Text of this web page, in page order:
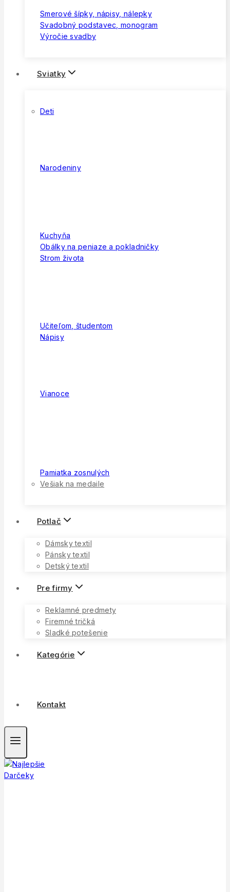
Smerové šípky, nápisy, nálepky
Svadobný podstavec, monogram
Výročie svadby
Sviatky
Deti
Narodeniny
Kuchyňa
Obálky na peniaze a pokladničky
Strom života
Učiteľom, študentom
Nápisy
Vianoce
Pamiatka zosnulých
Vešiak na medaile
Potlač
Dámsky textil
Pánsky textil
Detský textil
Pre firmy
Reklamné predmety
Firemné tričká
Sladké potešenie
Kategórie
Kontakt